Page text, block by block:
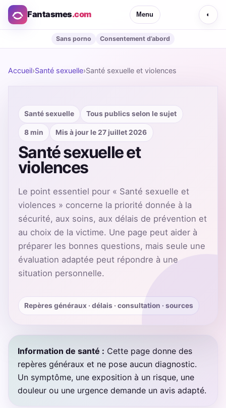
Fantasmes.com Menu ◐
Sans porno Consentement d’abord
Accueil›Santé sexuelle›Santé sexuelle et violences
Santé sexuelle Tous publics selon le sujet
8 min Mis à jour le 27 juillet 2026
Santé sexuelle et
violences
Le point essentiel pour « Santé sexuelle et
violences » concerne la priorité donnée à la
sécurité, aux soins, aux délais de prévention et
au choix de la victime. Une page peut aider à
préparer les bonnes questions, mais seule une
évaluation adaptée peut répondre à une
situation personnelle.
Repères généraux · délais · consultation · sources
Information de santé : Cette page donne des
repères généraux et ne pose aucun diagnostic.
Un symptôme, une exposition à un risque, une
douleur ou une urgence demande un avis adapté.